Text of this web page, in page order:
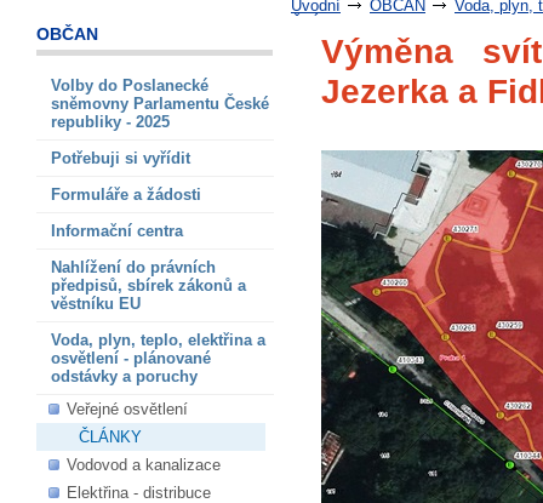
Úvodní OBČAN
Voda, plyn,
OBČAN
Volby do Poslanecké
sněmovny Parlamentu České
republiky - 2025
Potřebuji si vyřídit
Formuláře a žádosti
Informační centra
Nahlížení do právních
předpisů, sbírek zákonů a
věstníku EU
Voda, plyn, teplo, elektřina a
osvětlení - plánované
odstávky a poruchy
Veřejné osvětlení
ČLÁNKY
Vodovod a kanalizace
Elektřina - distribuce
Výměna
Jezerka a